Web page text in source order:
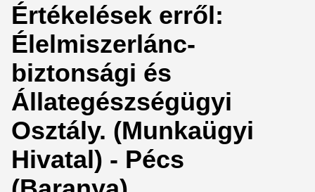
Értékelések erről:
Élelmiszerlánc-
biztonsági és
Állategészségügyi
Osztály. (Munkaügyi
Hivatal) - Pécs